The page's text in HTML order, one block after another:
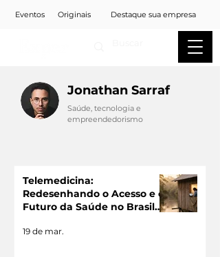
Eventos Originais Destaque sua empresa
Jonathan Sarraf
Saúde, tecnologia e
empreendedorismo
Telemedicina:
Redesenhando o Acesso e o
Futuro da Saúde no Brasil
19 de mar.